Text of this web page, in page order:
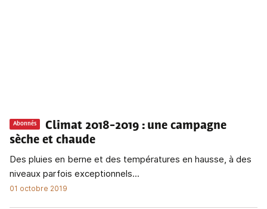
Abonnés Climat 2018-2019 : une campagne
sèche et chaude
Des pluies en berne et des températures en hausse, à des
niveaux parfois exceptionnels...
01 octobre 2019